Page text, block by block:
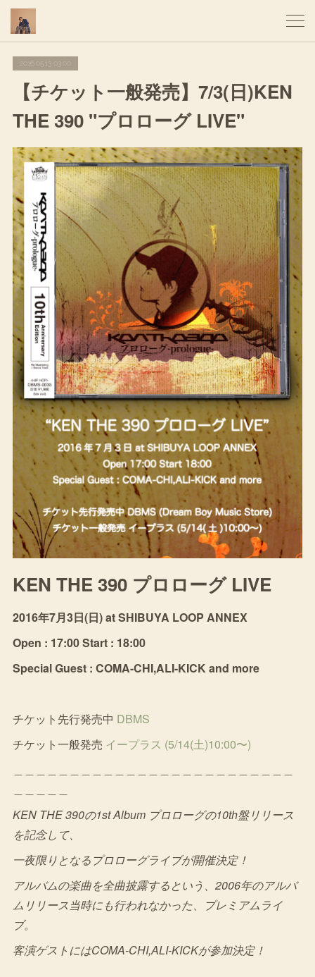
2016.05.13 03:00
【チケット一般発売】7/3(日)KEN
THE 390 "プロローグ LIVE"
KEN THE 390 プロローグ LIVE
2016年7月3日(日) at SHIBUYA LOOP ANNEX
Open : 17:00 Start : 18:00
Special Guest : COMA-CHI,ALI-KICK and more
チケット先行発売中 DBMS
チケット一般発売 イープラス (5/14(土)10:00〜)
KEN THE 390の1st Album プロローグの10th盤リリース
を記念して、
一夜限りとなるプロローグライブが開催決定！
アルバムの楽曲を全曲披露するという、2006年のアルバ
ムリリース当時にも行われなかった、プレミアムライ
ブ。
客演ゲストにはCOMA-CHI,ALI-KICKが参加決定！